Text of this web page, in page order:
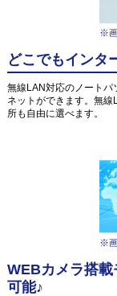
※
どこでもインタ
無線LAN対応のノートパ
ネットができます。無
所も自由に選べます。
※画
WEBカメラ搭載
可能♪